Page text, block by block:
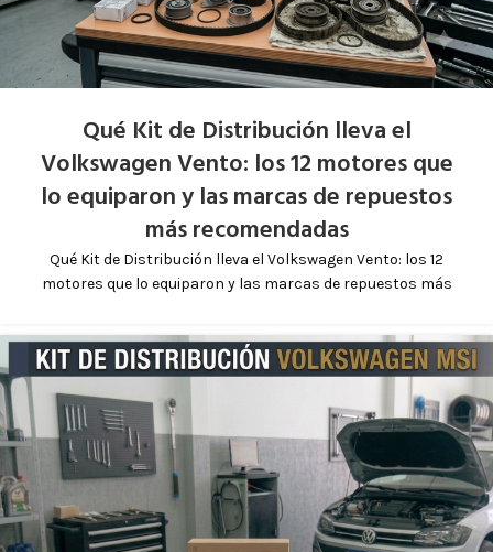
Qué Kit de Distribución lleva el
Volkswagen Vento: los 12 motores que
lo equiparon y las marcas de repuestos
más recomendadas
Qué Kit de Distribución lleva el Volkswagen Vento: los 12
motores que lo equiparon y las marcas de repuestos más